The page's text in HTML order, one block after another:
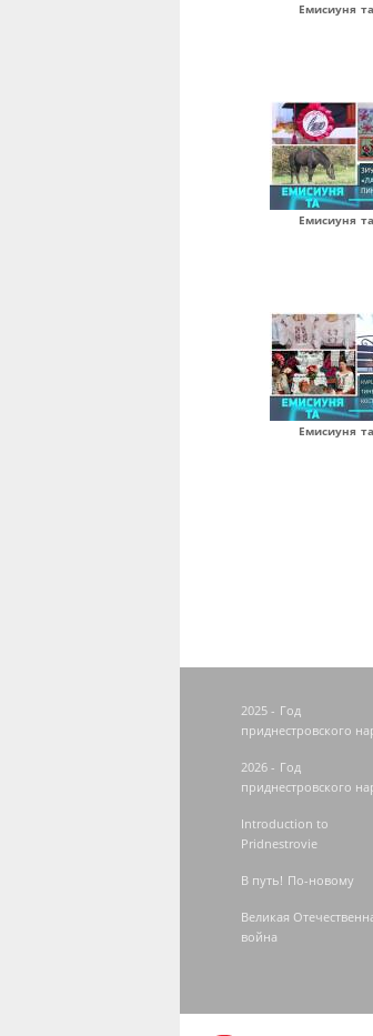
Емисиуня
Емисиуня
Емисиуня
2025 - Год
приднестровского
2026 - Год
приднестровского
Introduction to
Pridnestrovie
В путь! По-новому
Великая
война